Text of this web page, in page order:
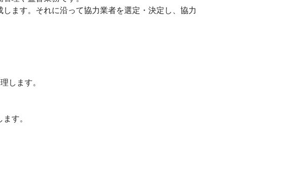
ます。それに沿って協力業者を選定・決定し、協力
します。
す。